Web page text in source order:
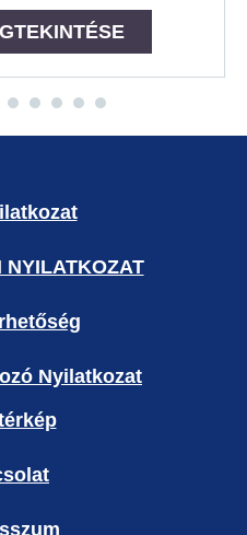
NYILATKOZAT
Nyilatkozat